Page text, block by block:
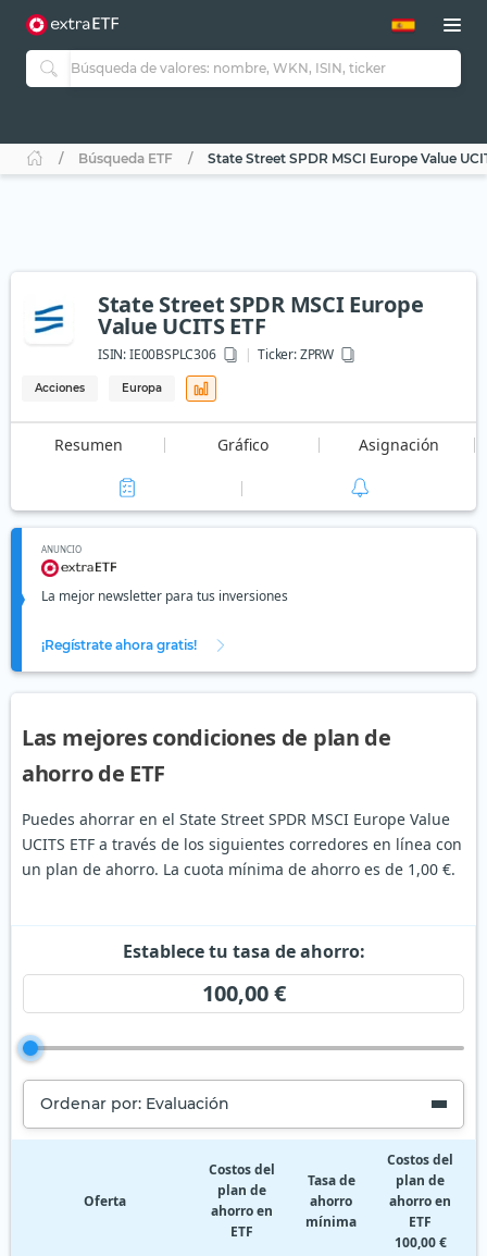
Búsqueda ETF State Street SPDR MSCI Europe Value
State Street SPDR MSCI Europe
Value UCITS ETF
ISIN:IE00BSPLC306 Ticker:ZPRW
Acciones Europa
Resumen Gráfico Asignación
ANUNCIO
La mejor newsletter para tus inversiones
¡Regístrate ahora gratis!
Las mejores condiciones de plan de
ahorro de ETF
Puedes ahorrar en el State Street SPDR MSCI Europe Value
UCITS ETF a través de los siguientes corredores en línea con
un plan de ahorro. La cuota mínima de ahorro es de 1,00 €.
Establece tu tasa de ahorro:
100,00 €
Ordenar por: Evaluación
Oferta
Costos del
plan de
ahorro en
ETF
Tasa de
ahorro
mínima
Costos del
plan de
ahorro en
ETF
100,00 €